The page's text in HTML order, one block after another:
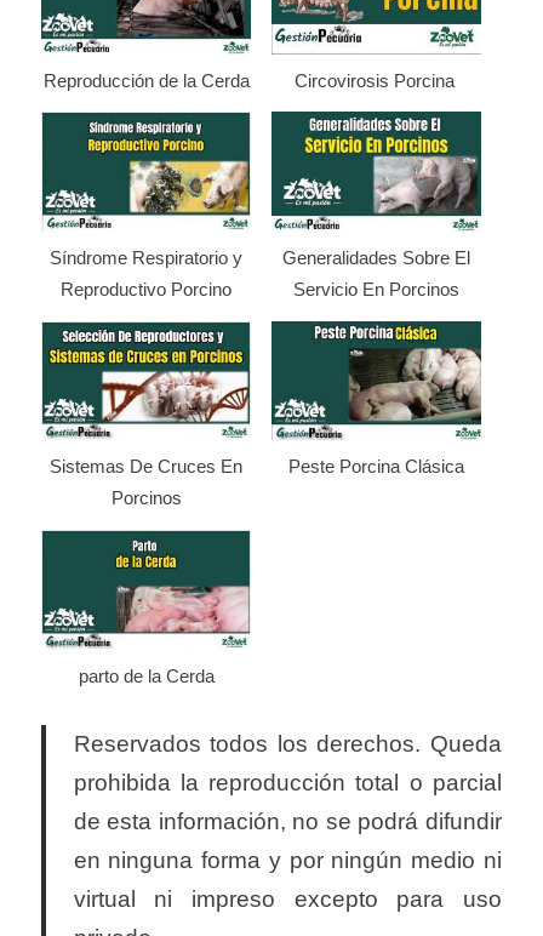
Reproducción de la Cerda Circovirosis Porcina
Síndrome Respiratorio y
Reproductivo Porcino
Generalidades Sobre El
Servicio En Porcinos
Sistemas De Cruces En
Porcinos
Peste Porcina Clásica
parto de la Cerda
Reservados todos los derechos. Queda
prohibida la reproducción total o parcial
de esta información, no se podrá difundir
en ninguna forma y por ningún medio ni
virtual ni impreso excepto para uso